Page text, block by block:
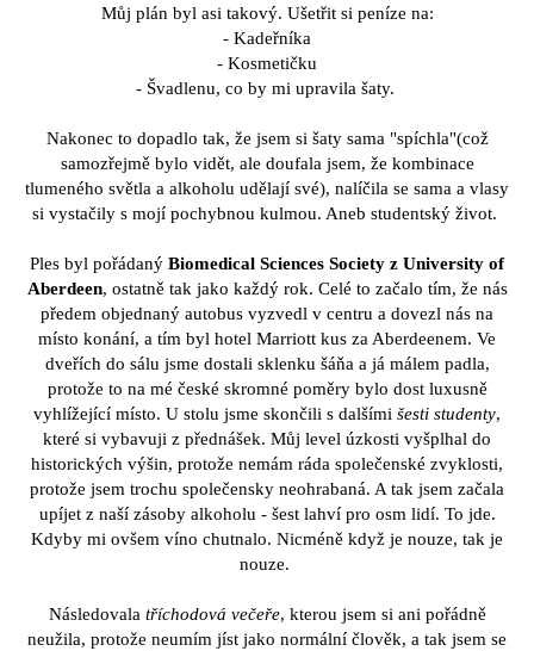
Můj plán byl asi takový. Ušetřit si peníze na:
- Kadeřníka
- Kosmetičku
- Švadlenu, co by mi upravila šaty.
Nakonec to dopadlo tak, že jsem si šaty sama "spíchla"(což
samozřejmě bylo vidět, ale doufala jsem, že kombinace
tlumeného světla a alkoholu udělají své), nalíčila se sama a vlasy
si vystačily s mojí pochybnou kulmou. Aneb studentský život.
Ples byl pořádaný Biomedical Sciences Society z University of
Aberdeen, ostatně tak jako každý rok. Celé to začalo tím, že nás
předem objednaný autobus vyzvedl v centru a dovezl nás na
místo konání, a tím byl hotel Marriott kus za Aberdeenem. Ve
dveřích do sálu jsme dostali sklenku šáňa a já málem padla,
protože to na mé české skromné poměry bylo dost luxusně
vyhlížející místo. U stolu jsme skončili s dalšími šesti studenty,
které si vybavuji z přednášek. Můj level úzkosti vyšplhal do
historických výšin, protože nemám ráda společenské zvyklosti,
protože jsem trochu společensky neohrabaná. A tak jsem začala
upíjet z naší zásoby alkoholu - šest lahví pro osm lidí. To jde.
Kdyby mi ovšem víno chutnalo. Nicméně když je nouze, tak je
nouze.
Následovala tříchodová večeře, kterou jsem si ani pořádně
neužila, protože neumím jíst jako normální člověk, a tak jsem se